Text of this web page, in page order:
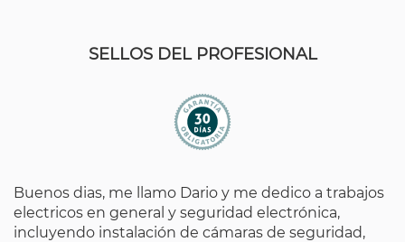
SELLOS DEL PROFESIONAL
Buenos dias, me llamo Dario y me dedico a trabajos
electricos en general y seguridad electrónica,
incluyendo instalación de cámaras de seguridad,